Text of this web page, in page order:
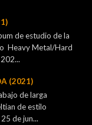
de estudio de la
Heavy Metal/Hard
(2021)
de larga
de estilo
de jun...